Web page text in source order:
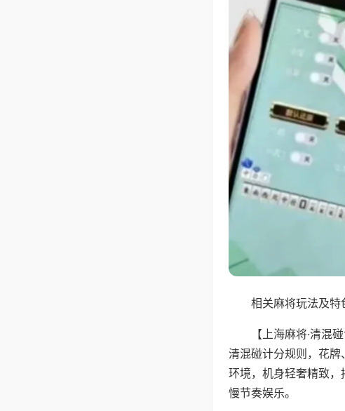
相关麻将玩法及特
【上海麻将·清
清混碰计分规则，花
环境，机身轻奢精致
慢节奏娱乐。